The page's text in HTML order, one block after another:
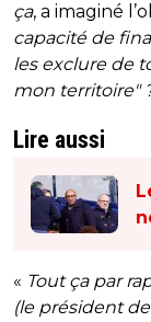
ça, a imaginé
capacité de
les exclure de
mon territoire"
Lire aussi
« Tout ça par
(le président